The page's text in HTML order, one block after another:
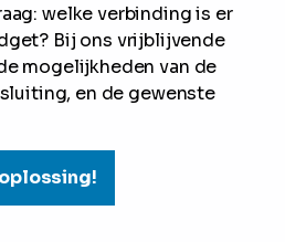
welke verbinding is er
Bij ons vrijblijvende
mogelijkheden van de
en de gewenste